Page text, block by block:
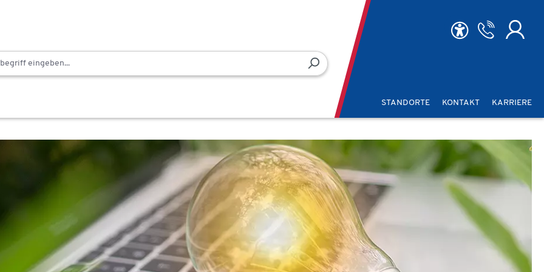
STANDORTE KONTAKT KARRIERE